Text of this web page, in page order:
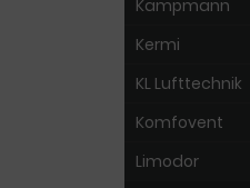
Kampmann
Kermi
KL Lufttechnik
Komfovent
Limodor